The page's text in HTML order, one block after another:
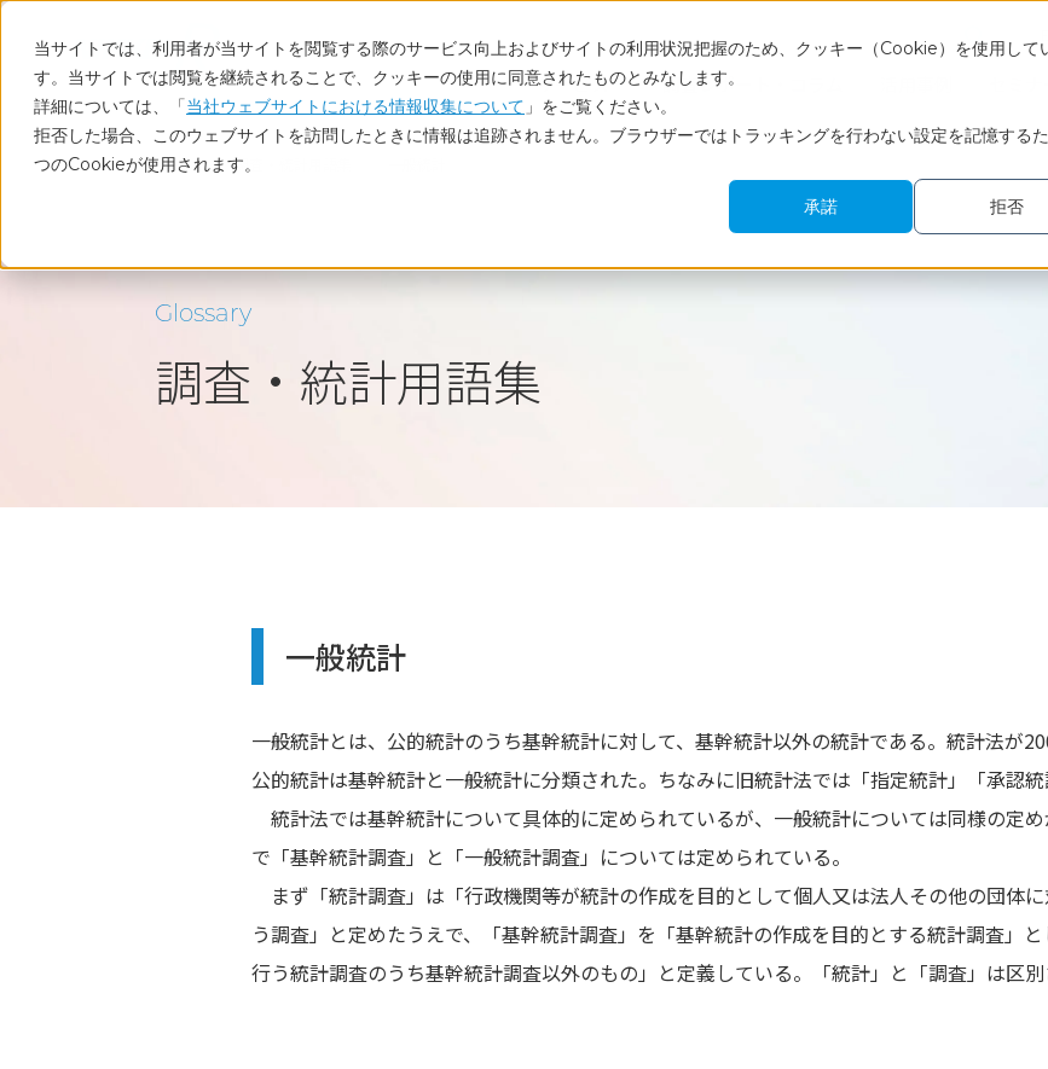
当サイトでは、利用者が当サイトを閲覧する際のサービス向上およびサイトの利用状況把握のため、クッキー（Cookie）を使用して
す。当サイトでは閲覧を継続されることで、クッキーの使用に同意されたものとみなします。
詳細については、「当社ウェブサイトにおける情報収集について 」をご覧ください。
拒否した場合、このウェブサイトを訪問したときに情報は追跡されません。ブラウザーではトラッキングを行わない設定を記憶する
つのCookieが使用されます。
承諾
拒否
サービス 調査レポート・コラム
ホーム 調査・統計用語集
Glossary
調査・統計用語集
一般統計
一般統計とは、公的統計のうち基幹統計に対して、基幹統計以外の統計である。統計法が
公的統計は基幹統計と一般統計に分類された。ちなみに旧統計法では「指定統計」「承認
統計法では基幹統計について具体的に定められているが、一般統計については同様の定
で「基幹統計調査」と「一般統計調査」については定められている。
まず「統計調査」は「行政機関等が統計の作成を目的として個人又は法人その他の団体
う調査」と定めたうえで、「基幹統計調査」を「基幹統計の作成を目的とする統計調査」
行う統計調査のうち基幹統計調査以外のもの」と定義している。「統計」と「調査」は区別